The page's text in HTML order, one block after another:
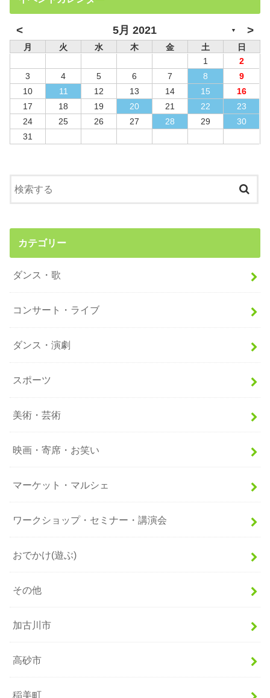
< 5月 2021 ▼ >
月 火 水 木 金 土
日
1
2
3
4 5 6 7 8
9
10
11 12 13 14 15
16
17
18 19 20 21 22
23
24
25 26 27 28 29
30
31
カテゴリー
ダンス・歌
コンサート・ライブ
ダンス・演劇
スポーツ
美術・芸術
映画・寄席・お笑い
マーケット・マルシェ
ワークショップ・セミナー・講演会
おでかけ(遊ぶ)
その他
加古川市
高砂市
稲美町